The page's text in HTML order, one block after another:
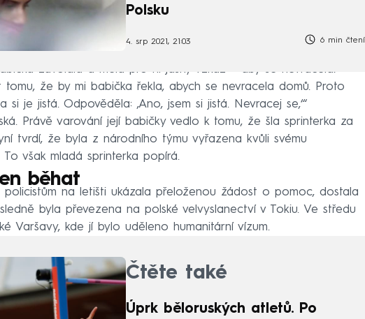
Polsku
4. srp 2021, 21:03 6 min čtení
zavolala a měla pro ni jasný vzkaz – aby se nevracela.
tomu, že by mi babička řekla, abych se nevracela domů. Proto
si je jistá. Odpověděla: ‚Ano, jsem si jistá. Nevracej se,‘“
Právě varování její babičky vedlo k tomu, že šla sprinterka za
tvrdí, že byla z národního týmu vyřazena kvůli svému
To však mladá sprinterka popírá.
běhat
policistům na letišti ukázala přeloženou žádost o pomoc, dostala
byla převezena na polské velvyslanectví v Tokiu. Ve středu
Varšavy, kde jí bylo uděleno humanitární vízum.
Čtěte také
Úprk běloruských atletů. Po